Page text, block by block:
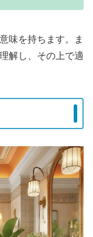
味を持ちます。ま
解し、その上で適